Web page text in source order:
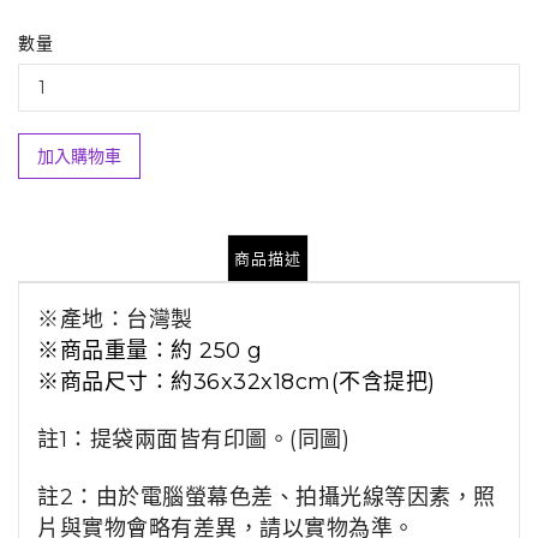
數量
加入購物車
商品描述
※產地：台灣製
※商品重量 ：約 250 g
※商品尺寸：約36x32x18cm(不含提把)
註1：提袋兩面皆有印圖。(同圖)
註2： 由於電腦螢幕色差、拍攝光線等因素，照
片與實物會略有差異，請以實物為準。